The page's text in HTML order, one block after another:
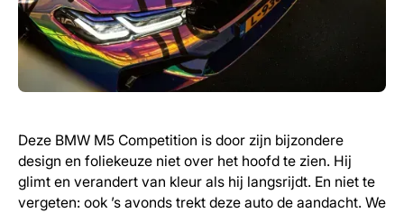
Deze BMW M5 Competition is door zijn bijzondere
design en foliekeuze niet over het hoofd te zien. Hij
glimt en verandert van kleur als hij langsrijdt. En niet te
vergeten: ook ’s avonds trekt deze auto de aandacht. We